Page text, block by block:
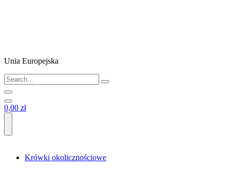
Unia Europejska
0,00 zł
Krówki okolicznościowe